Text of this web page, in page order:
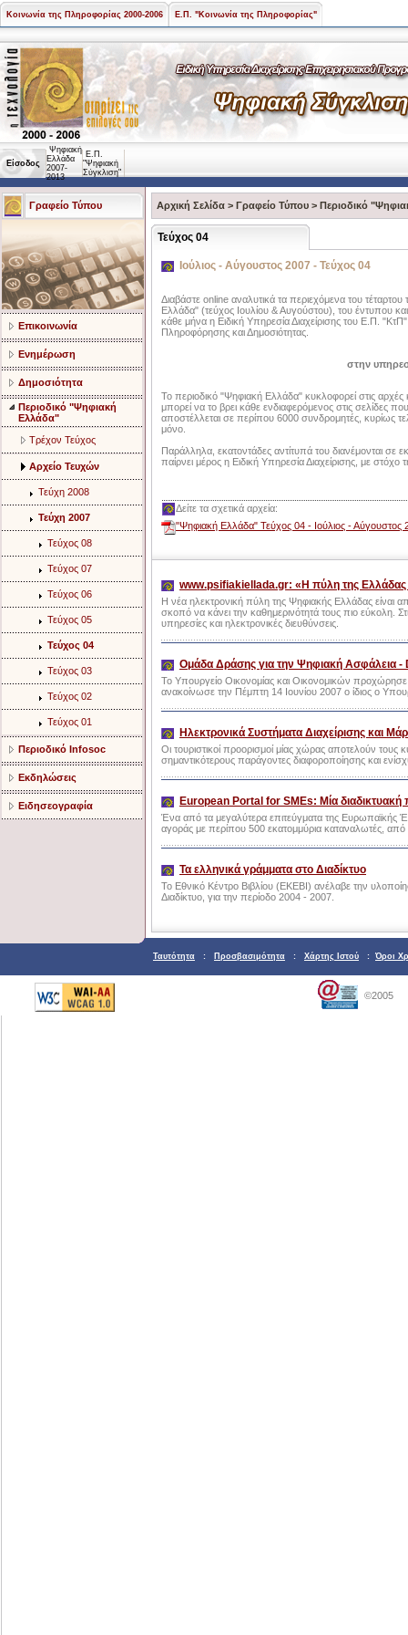
Κοινωνία της Πληροφορίας 2000-2006 Ε.Π. "Κοινωνία της Πληροφορίας"
Είσοδος
Ψηφιακή
Ελλάδα
2007-
2013
Ε.Π.
"Ψηφιακή
Σύγκλιση"
Γραφείο Τύπου
Επικοινωνία
Ενημέρωση
Δημοσιότητα
Περιοδικό "Ψηφιακή
Ελλάδα"
Τρέχον Τεύχος
Αρχείο Τευχών
Τεύχη 2008
Τεύχη 2007
Τεύχος 08
Τεύχος 07
Τεύχος 06
Τεύχος 05
Τεύχος 04
Τεύχος 03
Τεύχος 02
Τεύχος 01
Περιοδικό Infosoc
Εκδηλώσεις
Ειδησεογραφία
Αρχική Σελίδα > Γραφείο Τύπου > Περιοδικό
Τεύχος 04
Ιούλιος - Αύγουστος 2007 - Τεύχος 04
Διαβάστε online αναλυτικά τα περιεχόμενα του
Ελλάδα" (τεύχος Ιουλίου & Αυγούστου), του έντυπου
κάθε μήνα η Ειδική Υπηρεσία Διαχείρισης του Ε.Π.
Πληροφόρησης και Δημοσιότητας.
στην
Το περιοδικό "Ψηφιακή Ελλάδα" κυκλοφορεί στις
μπορεί να το βρει κάθε ενδιαφερόμενος στις σελίδες
αποστέλλεται σε περίπου 6000 συνδρομητές, κυρίως
μόνο.
Παράλληλα, εκατοντάδες αντίτυπά του διανέμονται σε
παίρνει μέρος η Ειδική Υπηρεσία Διαχείρισης, με
Δείτε τα σχετικά αρχεία:
"Ψηφιακή Ελλάδα" Τεύχος 04 - Ιούλιος - Αύγουστος
www.psifiakiellada.gr: «Η πύλη της Ελλάδας
Η νέα ηλεκτρονική πύλη της Ψηφιακής Ελλάδας
σκοπό να κάνει την καθημερινότητά τους πιο εύκολη.
υπηρεσίες και ηλεκτρονικές διευθύνσεις.
Ομάδα Δράσης για την Ψηφιακή Ασφάλεια
Το Υπουργείο Οικονομίας και Οικονομικών
ανακοίνωσε την Πέμπτη 14 Ιουνίου 2007 ο ίδιος ο
Ηλεκτρονικά Συστήματα Διαχείρισης και
Οι τουριστικοί προορισμοί μίας χώρας αποτελούν τους
σημαντικότερους παράγοντες διαφοροποίησης και
European Portal for SMEs: Μία διαδικτυακή
Ένα από τα μεγαλύτερα επιτεύγματα της Ευρωπαϊκής
αγοράς με περίπου 500 εκατομμύρια καταναλωτές,
Τα ελληνικά γράμματα στο Διαδίκτυο
Το Εθνικό Κέντρο Βιβλίου (ΕΚΕΒΙ) ανέλαβε την
Διαδίκτυο, για την περίοδο 2004 - 2007.
Ταυτότητα : Προσβασιμότητα : Χάρτης Ιστού : Όροι
©2005